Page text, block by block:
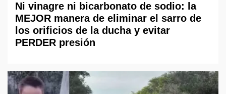
Ni vinagre ni bicarbonato de sodio: la
MEJOR manera de eliminar el sarro de
los orificios de la ducha y evitar
PERDER presión